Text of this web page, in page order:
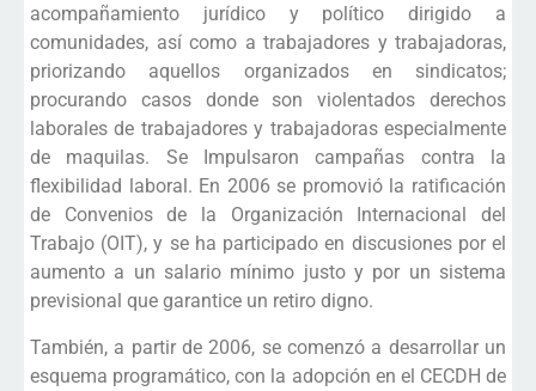
acompañamiento jurídico y político dirigido a
comunidades, así como a trabajadores y trabajadoras,
priorizando aquellos organizados en sindicatos;
procurando casos donde son violentados derechos
laborales de trabajadores y trabajadoras especialmente
de maquilas. Se Impulsaron campañas contra la
flexibilidad laboral. En 2006 se promovió la ratificación
de Convenios de la Organización Internacional del
Trabajo (OIT), y se ha participado en discusiones por el
aumento a un salario mínimo justo y por un sistema
previsional que garantice un retiro digno.
También, a partir de 2006, se comenzó a desarrollar un
esquema programático, con la adopción en el CECDH de